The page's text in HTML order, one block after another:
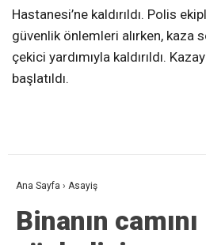
Hastanesi’ne kaldırıldı. Polis
güvenlik önlemleri alırken, kaza
çekici yardımıyla kaldırıldı.
başlatıldı.
Ana Sayfa › Asayiş
Binanın